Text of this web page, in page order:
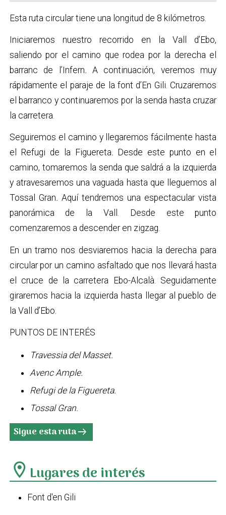
Esta ruta circular tiene una longitud de 8 kilómetros.
Iniciaremos nuestro recorrido en la Vall d’Ebo,
saliendo por el camino que rodea por la derecha el
barranc de l’Infern. A continuación, veremos muy
rápidamente el paraje de la font d’En Gili. Cruzaremos
el barranco y continuaremos por la senda hasta cruzar
la carretera.
Seguiremos el camino y llegaremos fácilmente hasta
el Refugi de la Figuereta. Desde este punto en el
camino, tomaremos la senda que saldrá a la izquierda
y atravesaremos una vaguada hasta que lleguemos al
Tossal Gran. Aquí tendremos una espectacular vista
panorámica de la Vall. Desde este punto
comenzaremos a descender en zigzag.
En un tramo nos desviaremos hacia la derecha para
circular por un camino asfaltado que nos llevará hasta
el cruce de la carretera Ebo-Alcalà. Seguidamente
giraremos hacia la izquierda hasta llegar al pueblo de
la Vall d’Ebo.
PUNTOS DE INTERÉS
Travessia del Masset.
Avenc Ample.
Refugi de la Figuereta.
Tossal Gran.
Sigue esta rutaarrow_right_alt
location_on Lugares de interés
Font d'en Gili